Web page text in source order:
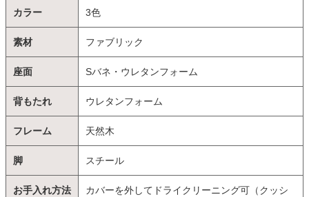
カラー 3色
素材 ファブリック
座面 Sバネ・ウレタンフォーム
背もたれ ウレタンフォーム
フレーム 天然木
脚 スチール
お手入れ方法 カバーを外してドライクリーニング可（クッシ